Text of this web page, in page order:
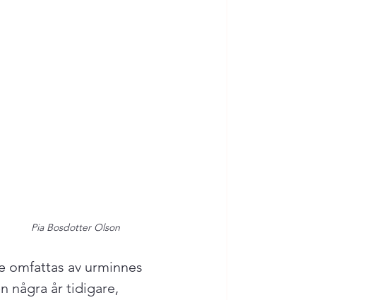
Pia Bosdotter Olson
omfattas av urminnes
några år tidigare,